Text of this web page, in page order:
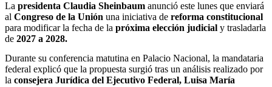
La presidenta Claudia Sheinbaum anunció este lunes que enviará
al Congreso de la Unión una iniciativa de reforma constitucional
para modificar la fecha de la próxima elección judicial y trasladarla
de 2027 a 2028.
Durante su conferencia matutina en Palacio Nacional, la mandataria
federal explicó que la propuesta surgió tras un análisis realizado por
la consejera Jurídica del Ejecutivo Federal, Luisa María